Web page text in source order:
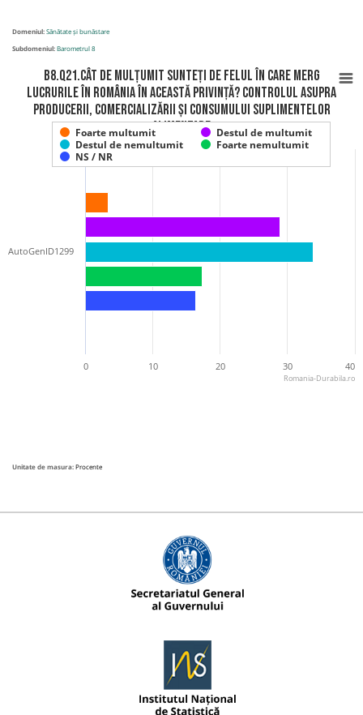
Domeniul:Sănătate și bunăstare
Subdomeniul:Barometrul 8
B8.Q21.Cât de mulțumit sunteți de felul în care merg
lucrurile în România în această privință? Controlul asupra
producerii, comercializării și consumului suplimentelor
alimentare
Foarte multumit
Destul de multumit
Destul de nemultumit
Foarte nemultumit
NS / NR
AutoGenID1299
0 10 20 30 40
Romania-Durabila.ro
Unitate de masura:Procente